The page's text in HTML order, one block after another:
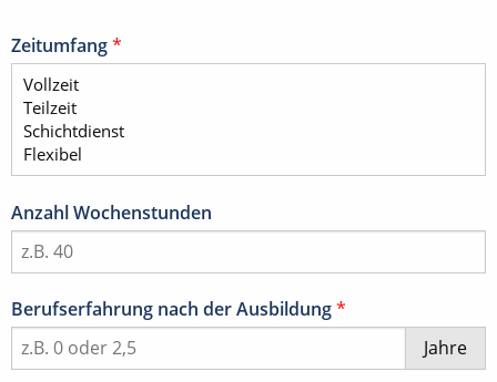
Zeitumfang*
Anzahl Wochenstunden
Berufserfahrung nach der Ausbildung*
Jahre